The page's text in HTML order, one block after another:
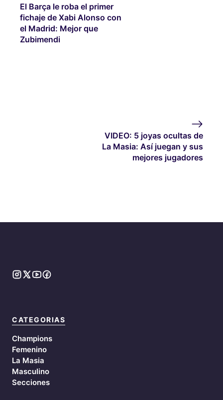
El Barça le roba el primer
fichaje de Xabi Alonso con
el Madrid: Mejor que
Zubimendi
VIDEO: 5 joyas ocultas de
La Masia: Así juegan y sus
mejores jugadores
CATEGORIAS
Champions
Femenino
La Masia
Masculino
Secciones